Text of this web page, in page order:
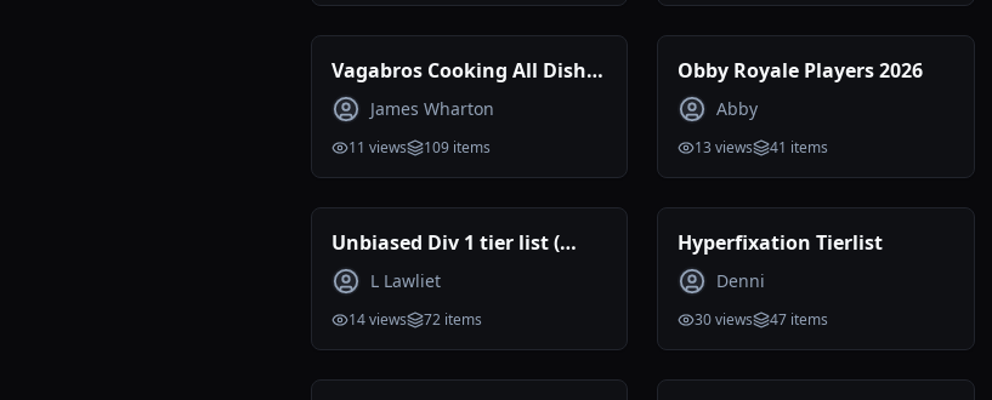
Vagabros Cooking All Dishes
Tier ListJames Wharton
11 views 109 items
Obby Royale Players 2026
Abby
13views 41 items
Unbiased Div 1 tier list (
Reviewed )
L Lawliet
14views 72 items
Hyperfixation Tierlist
Denni
30views 47 items